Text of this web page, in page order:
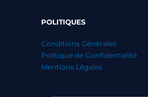
POLITIQUES
Conditions Générales
Politique de Confidentialité
Mentions Légales